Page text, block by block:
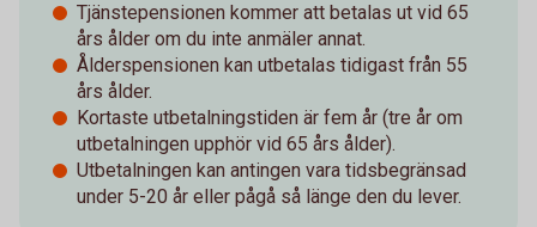
Tjänstepensionen kommer att betalas ut vid 65
års ålder om du inte anmäler annat.
Ålderspensionen kan utbetalas tidigast från 55
års ålder.
Kortaste utbetalningstiden är fem år (tre år om
utbetalningen upphör vid 65 års ålder).
Utbetalningen kan antingen vara tidsbegränsad
under 5-20 år eller pågå så länge den du lever.